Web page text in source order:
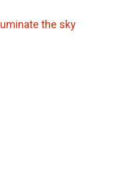
the sky